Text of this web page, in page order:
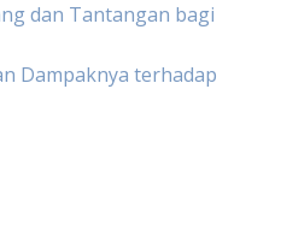
dan Tantangan bagi
Dampaknya terhadap